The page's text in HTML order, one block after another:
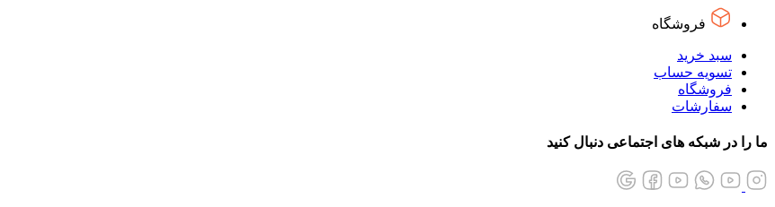
فروشگاه
سبد خرید
تسویه حساب
فروشگاه
سفارشات
ما را در شبکه های اجتماعی دنبال کنید